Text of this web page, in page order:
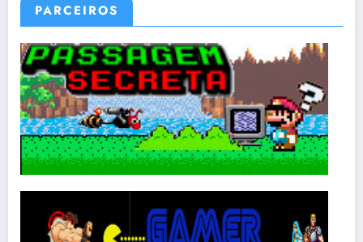
PARCEIROS